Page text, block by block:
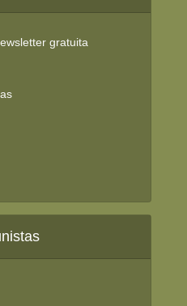
gratuita